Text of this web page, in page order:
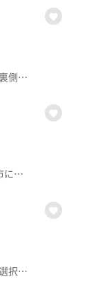
宮城で人気の焼き肉レストラン「ひがしやま」。「たっぷりおなかいっぱい」がモットーの裏側にはたくさんのこだわりが詰まっていました。2022年からはペット事業にも参戦！愛犬も喜ぶ驚きの取り組みも紹介します。【放送日：2026年5月18日】【放送局：東日本放送】
子どもたちの学校の楽しみの1つ、給食。そこで食べられているパン、実はほとんどが名取市にある工場で作られています。1日最大8万食を作る工場に潜入し、昔よりもおいしくなった秘密や、給食パンならではの製造工程を探ります。【放送日：2026年5月11日】【放送局：東日本放送】
高騰する新築物件。理想の暮らしを実現するために中古物件×リノベーションという新たな選択肢が話題になっている。仙台で数多くの物件を手掛ける専門企業に潜入しました！【2026年４月13日放送】